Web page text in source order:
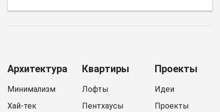
Архитектура
Минимализм
Хай-тек
Квартиры
Лофты
Пентхаусы
Проекты
Идеи
Проекты